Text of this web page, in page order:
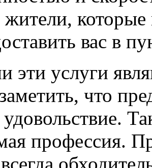
которые
вас в
эти услуги
что
профессия.